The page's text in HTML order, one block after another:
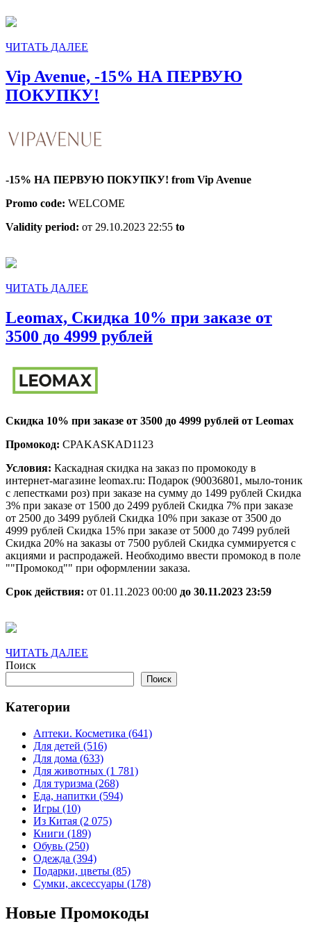
ЧИТАТЬ ДАЛЕЕ
Vip Avenue, -15% НА ПЕРВУЮ
ПОКУПКУ!
-15%
НА
ПОКУПКУ!
-15% НА ПЕРВУЮ ПОКУПКУ! from Vip Avenue
Promo code: WELCOME
Validity period: от 29.10.2023 22:55 to
ЧИТАТЬ ДАЛЕЕ
Leomax, Скидка 10% при заказе от
3500 до 4999 рублейLeomax,
от
3500
до
4999
рублей
Скидка 10% при заказе от 3500 до 4999 рублей от Leomax
Промокод: CPAKASKAD1123
Условия: Каскадная скидка на заказ по промокоду в
интернет-магазине leomax.ru: Подарок (90036801, мыло-тоник
с лепестками роз) при заказе на сумму до 1499 рублей Скидка
3% при заказе от 1500 до 2499 рублей Скидка 7% при заказе
от 2500 до 3499 рублей Скидка 10% при заказе от 3500 до
4999 рублей Скидка 15% при заказе от 5000 до 7499 рублей
Скидка 20% на заказы от 7500 рублей Скидка суммируется с
акциями и распродажей. Необходимо ввести промокод в поле
""Промокод"" при оформлении заказа.
Срок действия: от 01.11.2023 00:00 до 30.11.2023 23:59
ЧИТАТЬ ДАЛЕЕ
Поиск
Поиск
Категории
Аптеки. Косметика (641)
Для детей (516)
Для дома (633)
Для животных (1 781)
Для туризма (268)
Еда, напитки (594)
Игры (10)
Из Китая (2 075)
Книги (189)
Обувь (250)
Одежда (394)
Подарки, цветы (85)
Сумки, аксессуары (178)
Новые Промокоды